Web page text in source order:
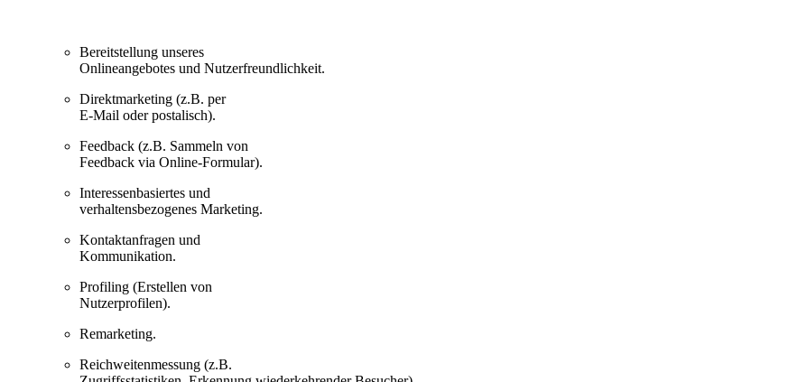
Bereitstellung unseres
Onlineangebotes und Nutzerfreundlichkeit.
Direktmarketing (z.B. per
E-Mail oder postalisch).
Feedback (z.B. Sammeln von
Feedback via Online-Formular).
Interessenbasiertes und
verhaltensbezogenes Marketing.
Kontaktanfragen und
Kommunikation.
Profiling (Erstellen von
Nutzerprofilen).
Remarketing.
Reichweitenmessung (z.B.